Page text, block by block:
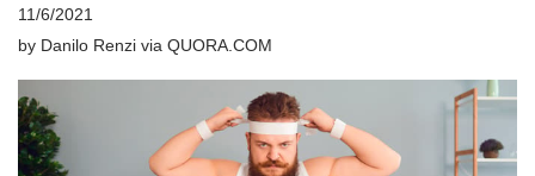
11/6/2021
by Danilo Renzi via QUORA.COM